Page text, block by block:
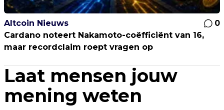
Altcoin Nieuws
0
Cardano noteert Nakamoto-coëfficiënt van 16,
maar recordclaim roept vragen op
Laat mensen jouw
mening weten